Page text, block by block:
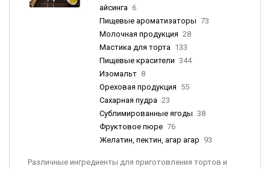
айсинга 6
Пищевые ароматизаторы 73
Молочная продукция 28
Мастика для торта 133
Пищевые красители 344
Изомальт 8
Ореховая продукция 55
Сахарная пудра 23
Сублимированные ягоды 38
Фруктовое пюре 76
Желатин, пектин, агар агар 93
Различные ингредиенты для приготовления тортов и